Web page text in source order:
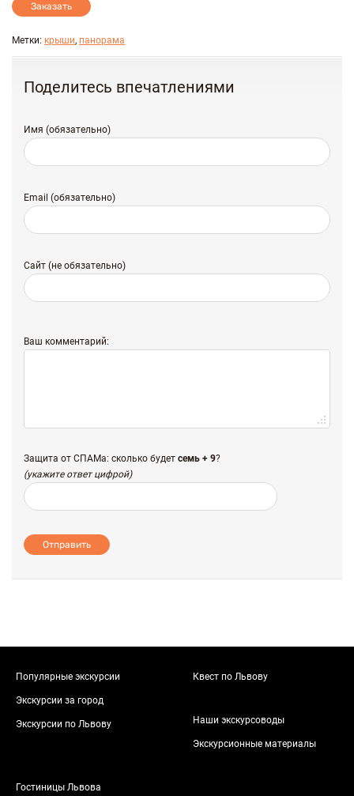
Заказать
Метки: крыши, панорама
Поделитесь впечатлениями
Имя (обязательно)
Email (обязательно)
Сайт (не обязательно)
Ваш комментарий:
Защита от СПАМа: сколько будет семь + 9?
(укажите ответ цифрой)
Отправить
Популярные экскурсии
Экскурсии за город
Экскурсии по Львову
Квест по Львову
Наши экскурсоводы
Экскурсионные материалы
Гостиницы Львова